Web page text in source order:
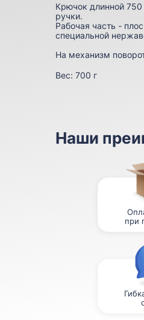
Крючок длинной
ручки.
Рабочая часть -
специальной
На механизм
Вес: 700 г
Наши
при